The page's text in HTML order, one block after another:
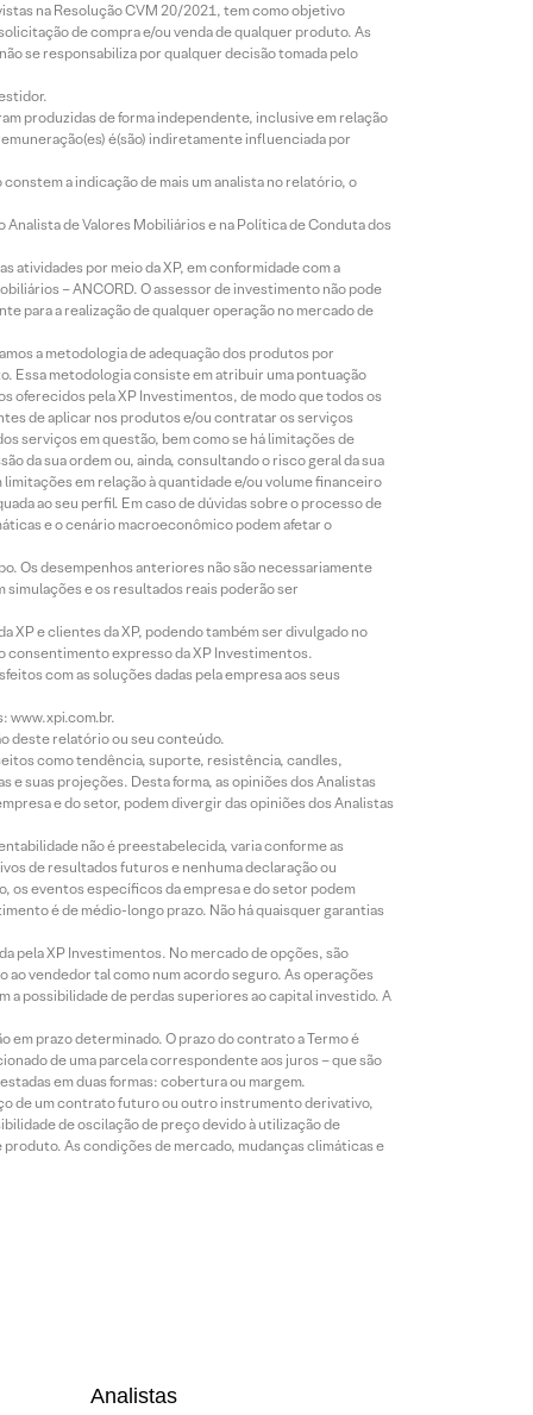
na Resolução CVM 20/2021, tem como objetivo
de compra e/ou venda de qualquer produto. As
se responsabiliza por qualquer decisão tomada pelo
produzidas de forma independente, inclusive em relação
é(são) indiretamente influenciada por
a indicação de mais um analista no relatório, o
de Valores Mobiliários e na Política de Conduta dos
atividades por meio da XP, em conformidade com a
– ANCORD. O assessor de investimento não pode
para a realização de qualquer operação no mercado de
a metodologia de adequação dos produtos por
Essa metodologia consiste em atribuir uma pontuação
oferecidos pela XP Investimentos, de modo que todos os
de aplicar nos produtos e/ou contratar os serviços
serviços em questão, bem como se há limitações de
da sua ordem ou, ainda, consultando o risco geral da sua
em relação à quantidade e/ou volume financeiro
ao seu perfil. Em caso de dúvidas sobre o processo de
e o cenário macroeconômico podem afetar o
Os desempenhos anteriores não são necessariamente
e os resultados reais poderão ser
e clientes da XP, podendo também ser divulgado no
consentimento expresso da XP Investimentos.
com as soluções dadas pela empresa aos seus
www.xpi.com.br.
deste relatório ou seu conteúdo.
como tendência, suporte, resistência, candles,
e suas projeções. Desta forma, as opiniões dos Analistas
e do setor, podem divergir das opiniões dos Analistas
não é preestabelecida, varia conforme as
de resultados futuros e nenhuma declaração ou
os eventos específicos da empresa e do setor podem
é de médio-longo prazo. Não há quaisquer garantias
pela XP Investimentos. No mercado de opções, são
vendedor tal como num acordo seguro. As operações
possibilidade de perdas superiores ao capital investido. A
em prazo determinado. O prazo do contrato a Termo é
de uma parcela correspondente aos juros – que são
em duas formas: cobertura ou margem.
de um contrato futuro ou outro instrumento derivativo,
de oscilação de preço devido à utilização de
As condições de mercado, mudanças climáticas e
Analistas